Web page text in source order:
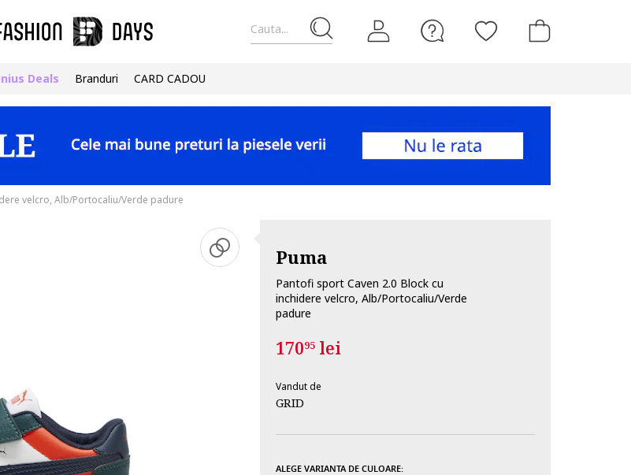
Cauta...
Deals Branduri CARD CADOU
velcro, Alb/Portocaliu/Verde padure
Puma
Pantofi sport Caven 2.0 Block cu
inchidere velcro, Alb/Portocaliu/Verde
padure
17095lei
Vandut de
GRID
ALEGE VARIANTA DE CULOARE: